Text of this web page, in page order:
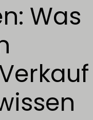
Was